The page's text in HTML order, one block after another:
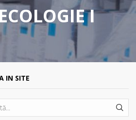
I
IN SITE